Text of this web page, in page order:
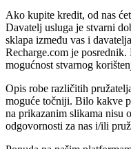
Ako kupite kredit, od nas
Davatelj usluga je stvarni
sklapa između vas i
Recharge.com je
mogućnost stvarnog
Opis robe različitih
moguće točniji. Bilo kakve
na prikazanim slikama nisu
odgovornosti za nas i/ili